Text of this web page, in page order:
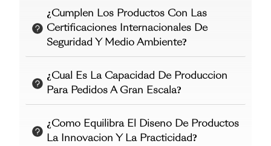
¿Cumplen Los Productos Con Las
Certificaciones Internacionales De
Seguridad Y Medio Ambiente?
¿Cuál Es La Capacidad De Producción
Para Pedidos A Gran Escala?
¿Cómo Equilibra El Diseño De Productos
La Innovación Y La Practicidad?